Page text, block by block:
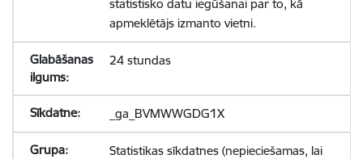
statistisko datu iegūšanai par to, kā
apmeklētājs izmanto vietni.
24 stundas
_ga_BVMWWGDG1X
Statistikas sīkdatnes (nepieciešamas, lai